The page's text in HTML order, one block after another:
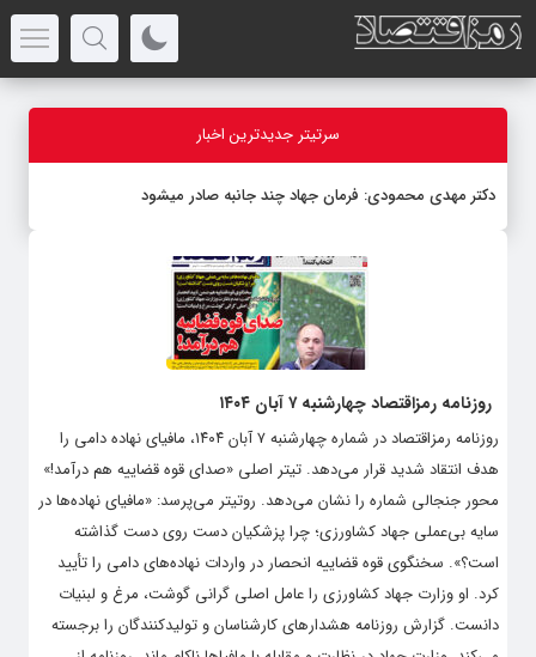
سرتیتر جدیدترین اخبار
دکتر مهدى محمودى: فرمان جهاد چند جانبه صادر میشود
روزنامه رمزاقتصاد چهارشنبه ۷ آبان ۱۴۰۴
روزنامه رمزاقتصاد در شماره چهارشنبه ۷ آبان ۱۴۰۴، مافیای نهاده دامی را
هدف انتقاد شدید قرار می‌دهد. تیتر اصلی «صدای قوه قضاییه هم درآمد!»
محور جنجالی شماره را نشان می‌دهد. روتیتر می‌پرسد: «مافیای نهاده‌ها در
سایه بی‌عملی جهاد کشاورزی؛ چرا پزشکیان دست روی دست گذاشته
است؟». سخنگوی قوه قضاییه انحصار در واردات نهاده‌های دامی را تأیید
کرد. او وزارت جهاد کشاورزی را عامل اصلی گرانی گوشت، مرغ و لبنیات
دانست. گزارش روزنامه هشدارهای کارشناسان و تولیدکنندگان را برجسته